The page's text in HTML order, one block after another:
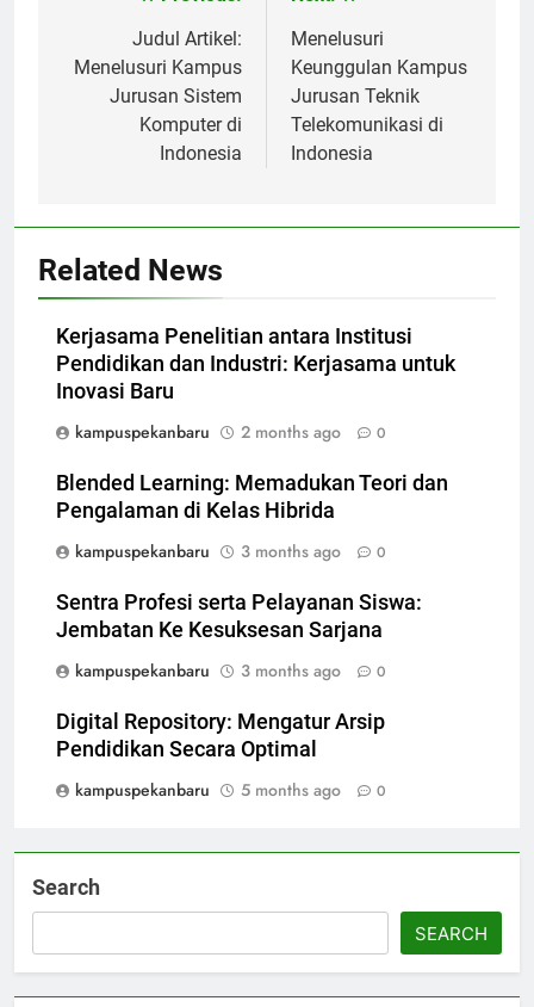
navigation
Judul Artikel:
Menelusuri Kampus
Jurusan Sistem
Komputer di
Indonesia
Menelusuri
Keunggulan Kampus
Jurusan Teknik
Telekomunikasi di
Indonesia
Related News
Kerjasama Penelitian antara Institusi
Pendidikan dan Industri: Kerjasama untuk
Inovasi Baru
kampuspekanbaru
2 months ago 0
Blended Learning: Memadukan Teori dan
Pengalaman di Kelas Hibrida
kampuspekanbaru
3 months ago 0
Sentra Profesi serta Pelayanan Siswa:
Jembatan Ke Kesuksesan Sarjana
kampuspekanbaru
3 months ago 0
Digital Repository: Mengatur Arsip
Pendidikan Secara Optimal
kampuspekanbaru
5 months ago 0
Search
SEARCH